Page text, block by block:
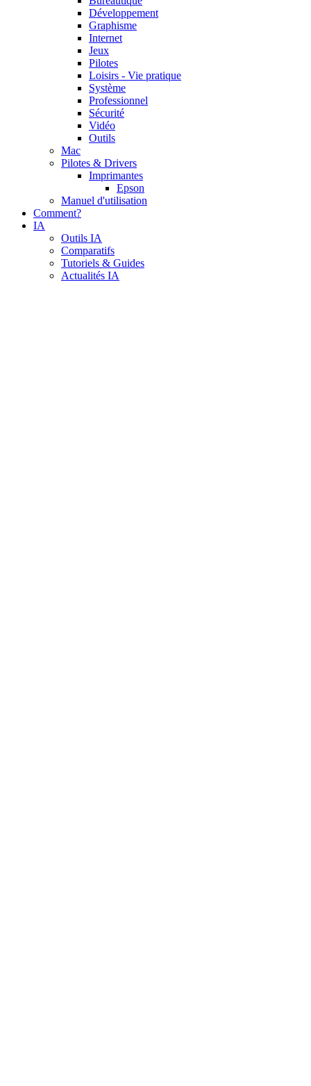
Développement
Graphisme
Internet
Jeux
Pilotes
Loisirs - Vie pratique
Système
Professionnel
Sécurité
Vidéo
Outils
Mac
Pilotes & Drivers
Imprimantes
Epson
Manuel d'utilisation
Comment?
IA
Outils IA
Comparatifs
Tutoriels & Guides
Actualités IA